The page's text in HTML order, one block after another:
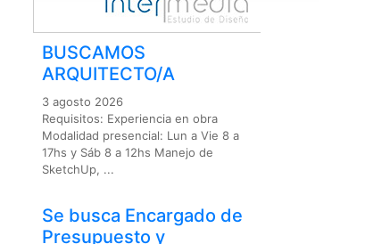
BUSCAMOS
ARQUITECTO/A
3 agosto 2026
Requisitos: Experiencia en obra
Modalidad presencial: Lun a Vie 8 a
17hs y Sáb 8 a 12hs Manejo de
SketchUp, ...
Se busca Encargado de
Presupuesto y